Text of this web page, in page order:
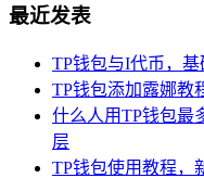
最近发表
TP钱包与I代币，
TP钱包添加露娜教
什么人用TP钱包最
层
TP钱包使用教程，